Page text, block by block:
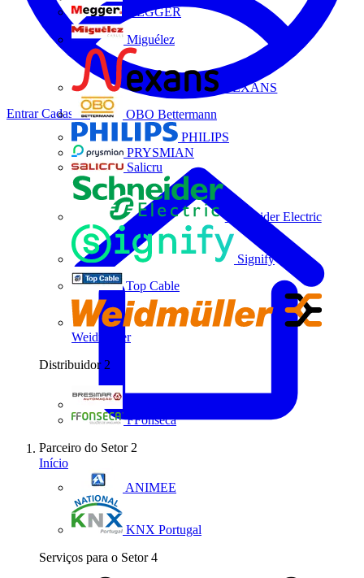
MEGGER
Miguélez
NEXANS
OBO Bettermann
PHILIPS
PRYSMIAN
Salicru
Schneider Electric
Signify
Top Cable
Weidmüller
Distribuidor 2
FFonseca
Parceiro do Setor 2
ANIMEE
KNX Portugal
Serviços para o Setor 4
EntrarCadastrar
Início